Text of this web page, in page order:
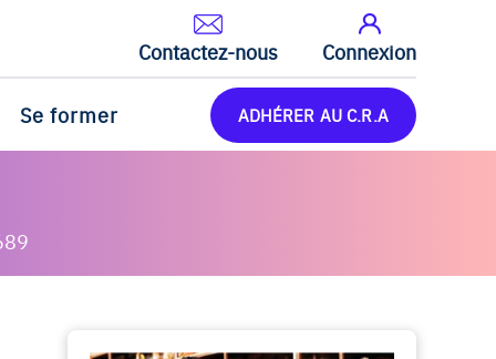
Contactez-nous Connexion
Se former ADHÉRER AU C.R.A